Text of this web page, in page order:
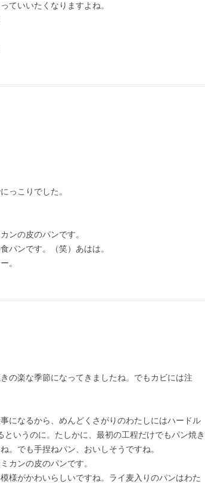
ていいたくなりますよね。
っこりでした。
ンの皮のパンです。
パンです。（笑）あはは。
。
の楽な季節になってきましたね。でもカビには注
になるから、めんどくさがりのわたしにはハードル
いうのに。たしかに、最初の工程だけでもパン焼き
。でも手捏ねパン、おいしそうですね。
カンの皮のパンです。
様がかわいらしいですね。ライ麦入りのパンはわた